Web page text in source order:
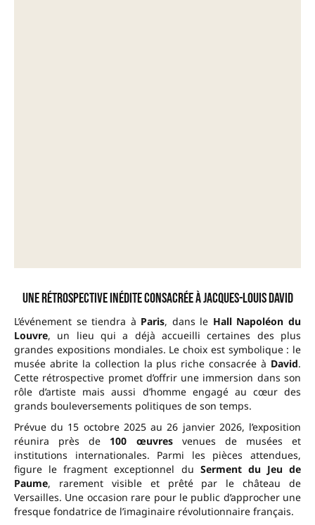
Une rétrospective inédite consacrée à Jacques-Louis David
L’événement se tiendra à Paris, dans le Hall Napoléon du
Louvre, un lieu qui a déjà accueilli certaines des plus
grandes expositions mondiales. Le choix est symbolique : le
musée abrite la collection la plus riche consacrée à David.
Cette rétrospective promet d’offrir une immersion dans son
rôle d’artiste mais aussi d’homme engagé au cœur des
grands bouleversements politiques de son temps.
Prévue du 15 octobre 2025 au 26 janvier 2026, l’exposition
réunira près de 100 œuvresvenues de musées et
institutions internationales. Parmi les pièces attendues,
figure le fragment exceptionnel du Serment du Jeu de
Paume, rarement visible et prêté par le château de
Versailles. Une occasion rare pour le public d’approcher une
fresque fondatrice de l’imaginaire révolutionnaire français.